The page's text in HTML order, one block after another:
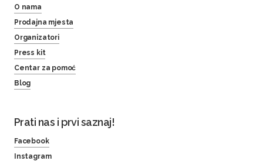
O nama
Prodajna mjesta
Organizatori
Press kit
Centar za pomoć
Blog
Prati nas i prvi saznaj!
Facebook
Instagram